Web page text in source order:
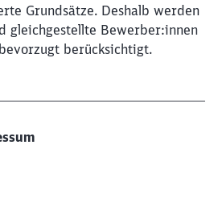
Grundsätze. Deshalb werden
gleichgestellte Bewerber:innen
berücksichtigt.